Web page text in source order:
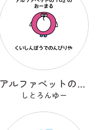
アルファベットのOのおーまる
しとろんゆー